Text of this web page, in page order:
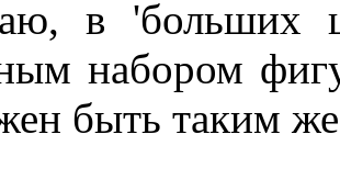
в 'больших
набором
быть таким